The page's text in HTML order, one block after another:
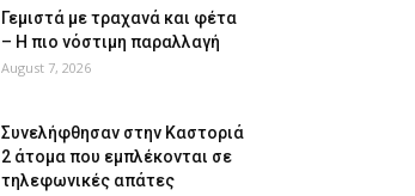
Γεμιστά με τραχανά και φέτα
– Η πιο νόστιμη παραλλαγή
August 7, 2026
Συνελήφθησαν στην Καστοριά
2 άτομα που εμπλέκονται σε
τηλεφωνικές απάτες